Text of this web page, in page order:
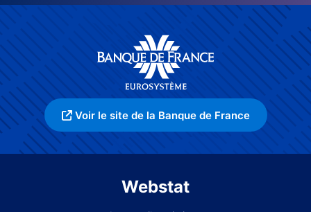
Voir le site de la Banque de France
Webstat